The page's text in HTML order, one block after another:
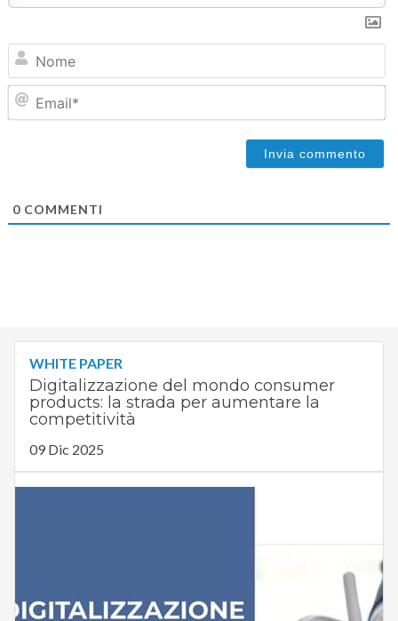
0COMMENTI
WHITE PAPER
Digitalizzazione del mondo consumer
products: la strada per aumentare la
competitività
09 Dic 2025